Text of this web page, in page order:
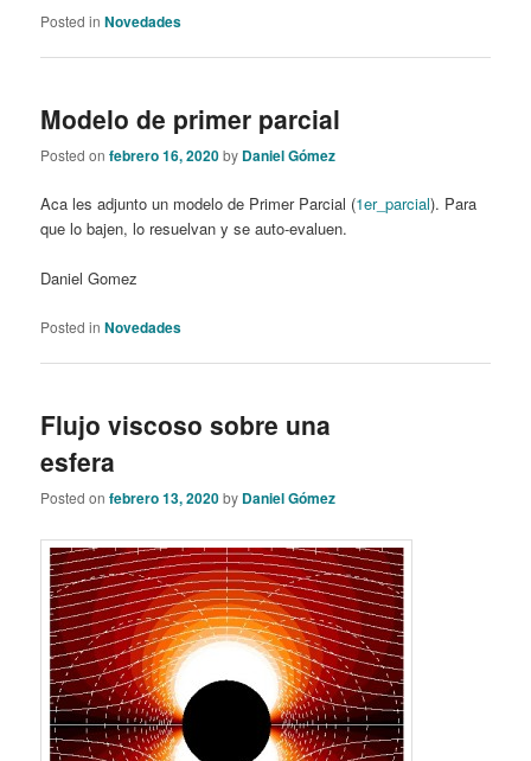
Posted in Novedades
Modelo de primer parcial
Posted onfebrero 16, 2020by Daniel Gómez
Aca les adjunto un modelo de Primer Parcial (1er_parcial). Para
que lo bajen, lo resuelvan y se auto-evaluen.
Daniel Gomez
Posted in Novedades
Flujo viscoso sobre una
esfera
Posted onfebrero 13, 2020by Daniel Gómez